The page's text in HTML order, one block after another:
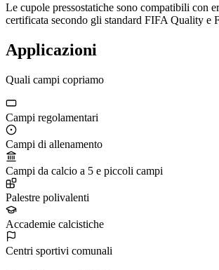
Le cupole pressostatiche sono compatibili con
certificata secondo gli standard FIFA Quality e
Applicazioni
Quali campi copriamo
Campi regolamentari
Campi di allenamento
Campi da calcio a 5 e piccoli campi
Palestre polivalenti
Accademie calcistiche
Centri sportivi comunali